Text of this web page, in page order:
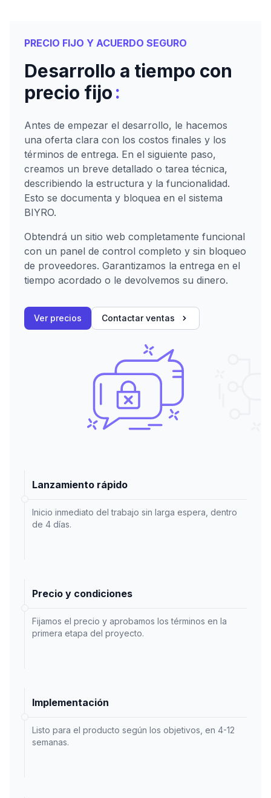
PRECIO FIJO Y ACUERDO SEGURO
Desarrollo a tiempo con
precio fijo:
Antes de empezar el desarrollo, le hacemos
una oferta clara con los costos finales y los
términos de entrega. En el siguiente paso,
creamos un breve detallado o tarea técnica,
describiendo la estructura y la funcionalidad.
Esto se documenta y bloquea en el sistema
BIYRO.
Obtendrá un sitio web completamente funcional
con un panel de control completo y sin bloqueo
de proveedores. Garantizamos la entrega en el
tiempo acordado o le devolvemos su dinero.
Ver precios Contactar ventas
Lanzamiento rápido
Inicio inmediato del trabajo sin larga espera, dentro
de 4 días.
Precio y condiciones
Fijamos el precio y aprobamos los términos en la
primera etapa del proyecto.
Implementación
Listo para el producto según los objetivos, en 4-12
semanas.